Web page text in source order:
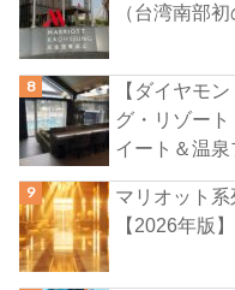
（台湾南部
【ダイヤモ
グ・リゾー
イート＆温泉
マリオット
【2026年版】